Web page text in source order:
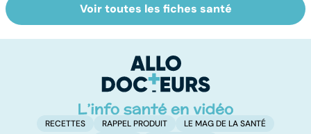
Automne-hiver,
le temps de la
Faire du sport à
domicile, c'est
Voir toutes les fiches santé
RECETTES RAPPEL PRODUIT
LE MAG DE LA SANTÉ